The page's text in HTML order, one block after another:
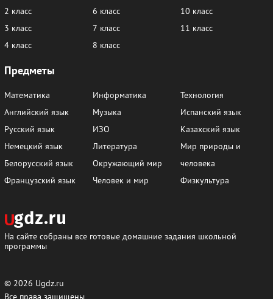
2 класс
3 класс
4 класс
6 класс
7 класс
8 класс
10 класс
11 класс
Предметы
Математика
Английский язык
Русский язык
Немецкий язык
Белорусский язык
Французский язык
Информатика
Музыка
ИЗО
Литература
Окружающий мир
Человек и мир
Технология
Испанский язык
Казахский язык
Мир природы и
человека
Физкультура
На сайте собраны все готовые домашние задания школьной
программы
© 2026 Ugdz.ru
Все права защищены